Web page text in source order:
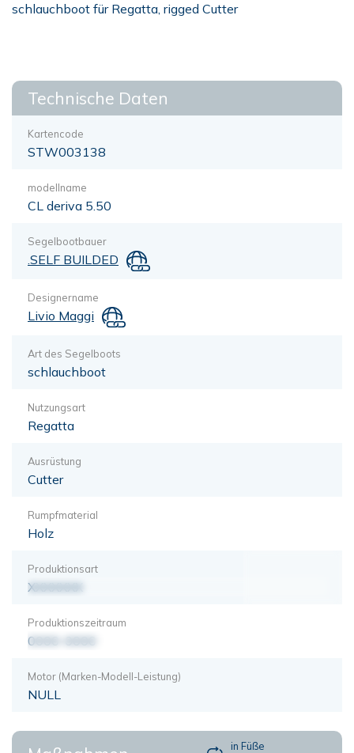
schlauchboot für Regatta, rigged Cutter
Technische Daten
Kartencode
STW003138
modellname
CL deriva 5.50
Segelbootbauer
.SELF BUILDED
Designername
Livio Maggi
Art des Segelboots
schlauchboot
Nutzungsart
Regatta
Ausrüstung
Cutter
Rumpfmaterial
Holz
Produktionsart
XXXXXXX
Produktionszeitraum
0000-0000
Motor (Marken-Modell-Leistung)
NULL
in Füße